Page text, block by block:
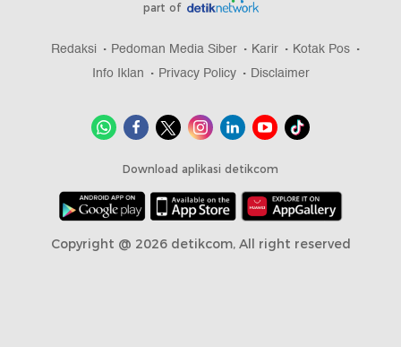
part of
Redaksi Pedoman Media Siber Karir
Kotak Pos
Info Iklan
Privacy Policy Disclaimer
Download aplikasi detikcom
Copyright @ 2026 detikcom, All right reserved